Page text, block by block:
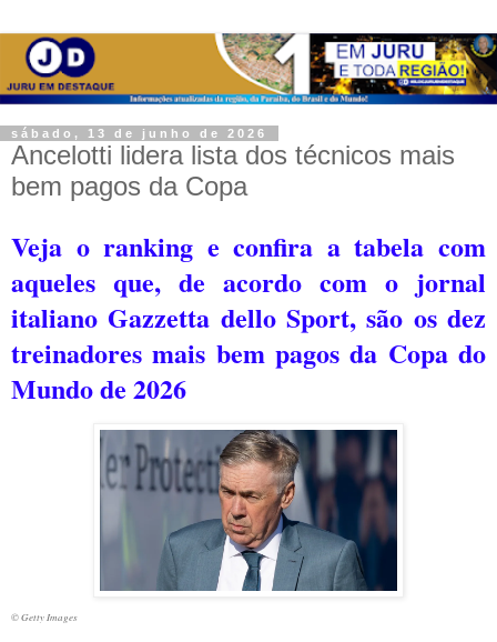
sábado, 13 de junho de 2026
Ancelotti lidera lista dos técnicos mais
bem pagos da Copa
Veja o ranking e confira a tabela com
aqueles que, de acordo com o jornal
italiano Gazzetta dello Sport, são os dez
treinadores mais bem pagos da Copa do
Mundo de 2026
© Getty Images